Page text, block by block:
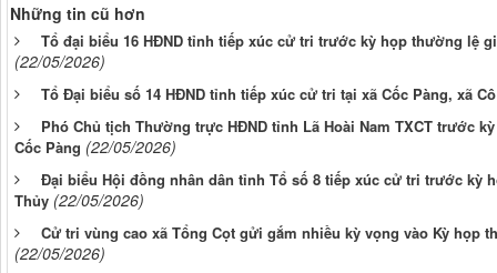
Những tin cũ hơn
Tổ đại biểu 16 HĐND tỉnh tiếp xúc cử tri trước kỳ họp thường lệ
(22/05/2026)
Tổ Đại biểu số 14 HĐND tỉnh tiếp xúc cử tri tại xã Cốc Pàng, xã
Phó Chủ tịch Thường trực HĐND tỉnh Lã Hoài Nam TXCT trước
Cốc Pàng (22/05/2026)
Đại biểu Hội đồng nhân dân tỉnh Tổ số 8 tiếp xúc cử tri trước kỳ
Thủy (22/05/2026)
Cử tri vùng cao xã Tổng Cọt gửi gắm nhiều kỳ vọng vào Kỳ họp
(22/05/2026)